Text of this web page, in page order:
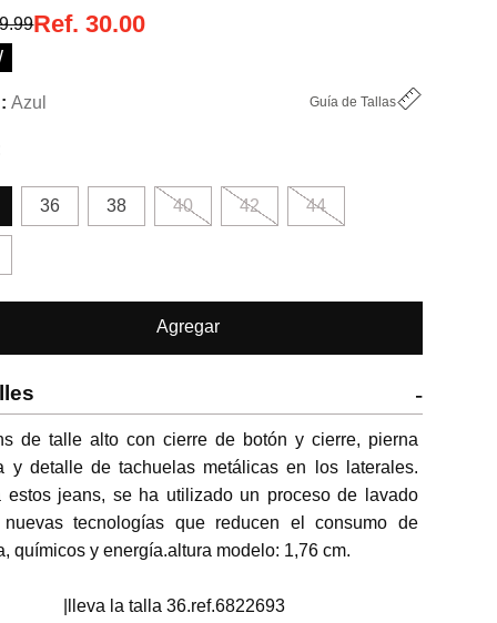
Ref.30.00
Guía de Tallas
Azul
36 38 40 42 44
Agregar
-
de talle alto con cierre de botón y cierre, pierna
y detalle de tachuelas metálicas en los laterales.
estos jeans, se ha utilizado un proceso de lavado
tecnologías que reducen el consumo de
químicos y energía.altura modelo: 1,76 cm.
                      |lleva la talla 36.ref.6822693